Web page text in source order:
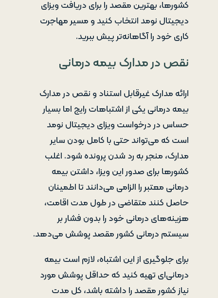
کشورها، بهترین مقصد را برای دریافت ویزای
دیجیتال نومد انتخاب کنید و مسیر مهاجرت
کاری خود را آگاهانه‌تر پیش ببرید.
نقص در مدارک بیمه درمانی
ارائه مدارک غیرقابل استناد و نقص در مدارک
بیمه درمانی یکی از اشتباهات رایج اما بسیار
حساس در درخواست ویزای دیجیتال نومد
است که می‌تواند حتی با کامل بودن سایر
مدارک، منجر به رد شدن پرونده شود. اغلب
کشورها برای صدور این ویزا، داشتن بیمه
درمانی معتبر را الزامی می‌دانند تا اطمینان
حاصل کنند متقاضی در طول مدت اقامت،
هزینه‌های درمانی خود را بدون فشار بر
سیستم درمانی کشور مقصد پوشش می‌دهد.
برای جلوگیری از این اشتباه، لازم است بیمه
درمانی‌ای تهیه کنید که حداقل پوشش مورد
نیاز کشور مقصد را داشته باشد، کل مدت